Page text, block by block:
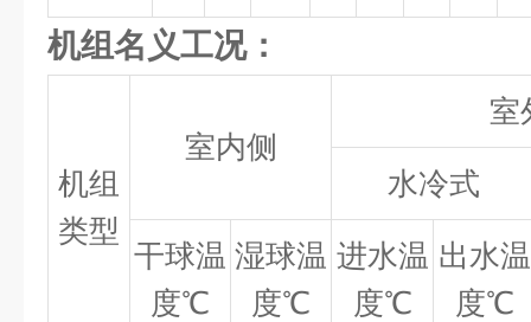
机组名义工况：
机组
类型
室内侧
室
水冷式
干球温
度℃
湿球温
度℃
进水温
度℃
出水温
度℃